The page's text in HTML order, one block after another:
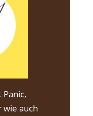
Panic,
auch